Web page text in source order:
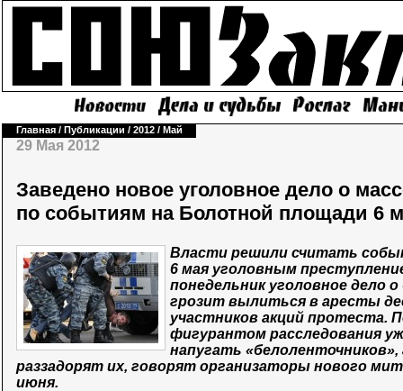
Главная / Публикации / 2012 / Май
29 Мая 2012
Заведено новое уголовное дело о
по событиям на Болотной площади 6
Власти решили считать
6 мая уголовным
понедельник уголовное дело
грозит вылиться в аресты
участников акций протеста.
фигурантом расследования
напугать «белоленточников»,
раззадорят их, говорят организаторы нового
июня.